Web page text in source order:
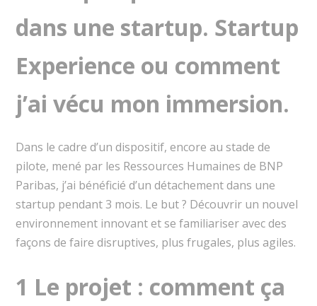
dans une startup. Startup
Experience ou comment
j’ai vécu mon immersion.
Dans le cadre d’un dispositif, encore au stade de
pilote, mené par les Ressources Humaines de BNP
Paribas, j’ai bénéficié d’un détachement dans une
startup pendant 3 mois. Le but ? Découvrir un nouvel
environnement innovant et se familiariser avec des
façons de faire disruptives, plus frugales, plus agiles.
1 Le projet : comment ça